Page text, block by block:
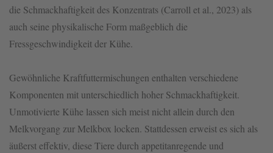
die Schmackhaftigkeit des Konzentrats (Carroll et al., 2023) als
auch seine physikalische Form maßgeblich die
Fressgeschwindigkeit der Kühe.
Gewöhnliche Kraftfuttermischungen enthalten verschiedene
Komponenten mit unterschiedlich hoher Schmackhaftigkeit.
Unmotivierte Kühe lassen sich meist nicht allein durch den
Melkvorgang zur Melkbox locken. Stattdessen erweist es sich als
äußerst effektiv, diese Tiere durch appetitanregende und